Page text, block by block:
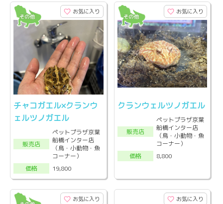
お気に入り
チャコガエル×クランウ
ェルツノガエル
販売店
ペットプラザ京葉
船橋インター店
（鳥・小動物・魚
コーナー）
価格
19,800
お気に入り
クランウェルツノガエル
販売店
ペットプラザ京葉
船橋インター店
（鳥・小動物・魚
コーナー）
価格
8,800
お気に入り お気に入り